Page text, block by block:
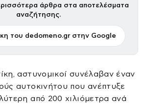
άρθρα στα αποτελέσματα
αναζήτησης.
του dedomeno.gr στην Google
αστυνομικοί συνέλαβαν έναν
αυτοκινήτου που ανέπτυξε
από 200 χιλιόμετρα ανά